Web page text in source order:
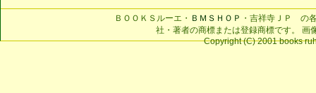
ＢＯＯＫＳルーエ・ ＢＭＳＨＯＰ ・吉祥寺ＪＰ の
社・著者の商標または登録商標です。 画
Copyright (C) 2001 books